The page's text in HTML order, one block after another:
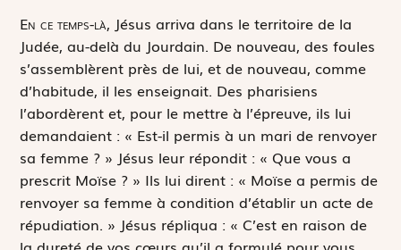
En ce temps-là, Jésus arriva dans le territoire de la
Judée, au-delà du Jourdain. De nouveau, des foules
s’assemblèrent près de lui, et de nouveau, comme
d’habitude, il les enseignait. Des pharisiens
l’abordèrent et, pour le mettre à l’épreuve, ils lui
demandaient : « Est-il permis à un mari de renvoyer
sa femme ? » Jésus leur répondit : « Que vous a
prescrit Moïse ? » Ils lui dirent : « Moïse a permis de
renvoyer sa femme à condition d’établir un acte de
répudiation. » Jésus répliqua : « C’est en raison de